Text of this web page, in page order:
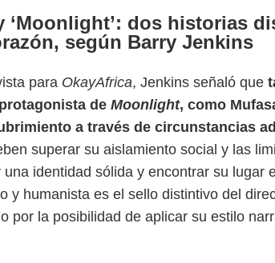
y ‘Moonlight’: dos historias
según Barry Jenkins
para OkayAfrica, Jenkins señaló que
de Moonlight, como
a través de circunstancias
superar su aislamiento social y las
una identidad sólida y encontrar su lugar
y humanista es el sello distintivo del
por la posibilidad de aplicar su estilo
Walt Disney Pictures